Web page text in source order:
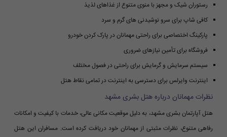
رستوران شیک و مجهز با منوی متنوع از غذاهای لذیذ
کافی شاپ برای سرو نوشیدنی های گرم و سرد
پارکینگ اختصاصی برای راحتی مهمانان در پارک کردن خودرو
فروشگاه برای تأمین نیازهای ضروری
سیستم سرمایش و گرمایش برای راحتی در فصول مختلف
اینترنت وایرلس برای دسترسی به اینترنت در تمامی نقاط هتل
نظرات مهمانان درباره هتل بشری مشهد
هتل آپارتمان بشری مشهد، به دلیل موقعیت مکانی عالی، خدمات با کیفیت و امکانات
رفاهی متنوع، نظرات مثبتی از مهمانان خود دریافت کرده است. مسافران این هتل